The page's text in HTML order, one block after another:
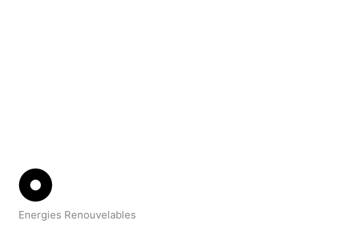
Energies Renouvelables